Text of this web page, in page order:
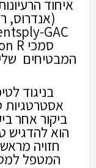
איחוד
(אנדרוס,
המבטיחים
בניגוד
אסטרטגיות
הוא להדגיש
חזויה
המטפל